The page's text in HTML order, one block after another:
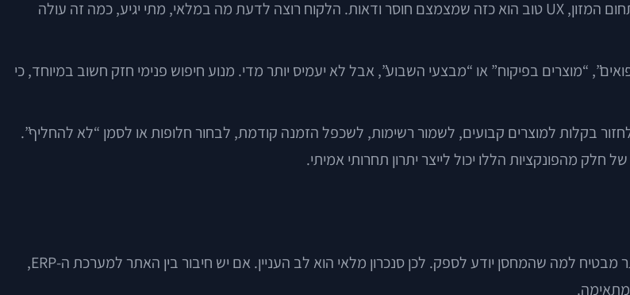
חוויית משתמש, או UX, היא הדרך שבה הלקוח מרגיש ומתנהל בתוך האתר. בתחום המזון, UX טוב הוא כזה שמצמצם חוסר ודאות. הלקוח רוצה לדעת מה במלאי, מתי יגיע, כמה זה עולה
“מוצרים בפיקוח” או “מבצעי השבוע”, אבל לא יעמיס יותר מדי. מנוע חיפוש פנימי חזק חשוב במיוחד, כי
בקלות למוצרים קבועים, לשמור רשימות, לשכפל הזמנה קודמת, לבחור חלופות או לסמן “לא להחליף”.
מהפונקציות הללו יכול לייצר יתרון תחרותי אמיתי.
הבעיה הגדולה ביותר באונליין מזון אינה בהכרח עיצוב, אלא פער בין מה שהאתר מבטיח למה שהמחסן יודע לספק. לכן סנכרון מלאי הוא לב העניין. אם יש חיבור בין האתר למערכת ה-ERP,
מתאימה.